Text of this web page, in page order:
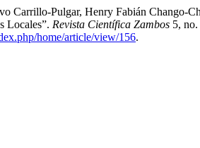
Carrillo-Pulgar, Henry Fabián Chango-
Locales”. Revista Científica Zambos 5,
home/article/view/156.